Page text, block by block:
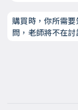
購買時，你所需
問，老師將不在